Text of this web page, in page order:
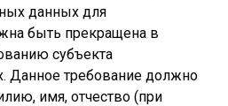
данных для
быть прекращена в
субъекта
Данное требование должно
имя, отчество (при